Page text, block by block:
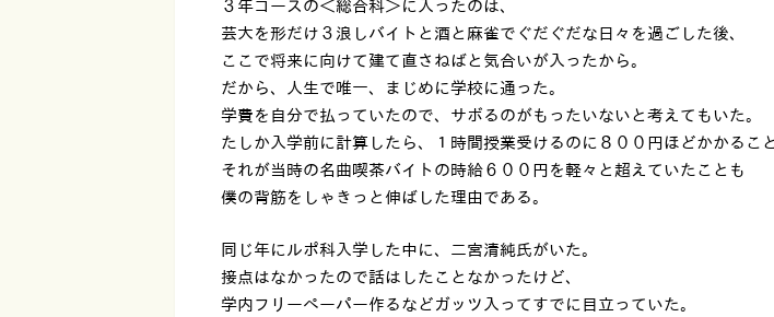
３年コースの＜総合科＞に入ったのは、
芸大を形だけ３浪しバイトと酒と麻雀でぐだぐだな日々を過ごした後、
ここで将来に向けて建て直さねばと気合いが入ったから。
だから、人生で唯一、まじめに学校に通った。
学費を自分で払っていたので、サボるのがもったいないと考えてもいた。
たしか入学前に計算したら、１時間授業受けるのに８００円ほどかかるこ
それが当時の名曲喫茶バイトの時給６００円を軽々と超えていたことも
僕の背筋をしゃきっと伸ばした理由である。
同じ年にルポ科入学した中に、二宮清純氏がいた。
接点はなかったので話はしたことなかったけど、
学内フリーペーパー作るなどガッツ入ってすでに目立っていた。